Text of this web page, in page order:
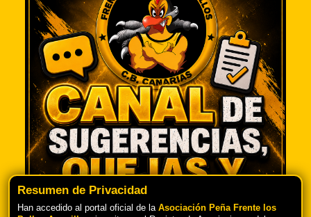
Resumen de Privacidad
Han accedido al portal oficial de la Asociación Peña Frente los